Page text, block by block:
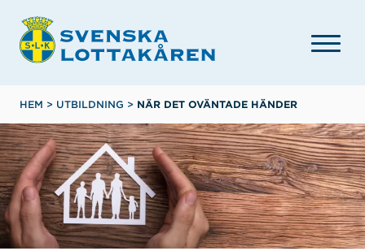
huvudinnehåll
Länkstig
HEM > UTBILDNING > NÄR DET OVÄNTADE HÄNDER